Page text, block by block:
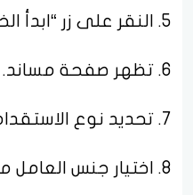
5. النقر على زر “ابدأ الخدمة”.
6. تظهر صفحة مساند.
7. تحديد نوع الاستقدام حسب المواصفات.
8. اختيار جنس العامل من بين (ذكر، انثى).